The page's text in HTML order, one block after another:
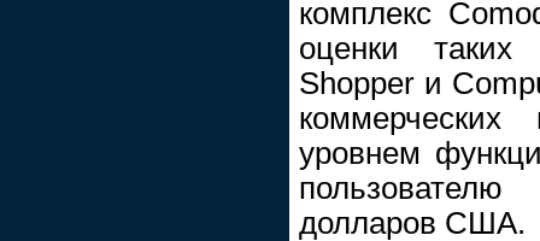
комплекс
оценки
Shopper и
уровнем
долларов США.